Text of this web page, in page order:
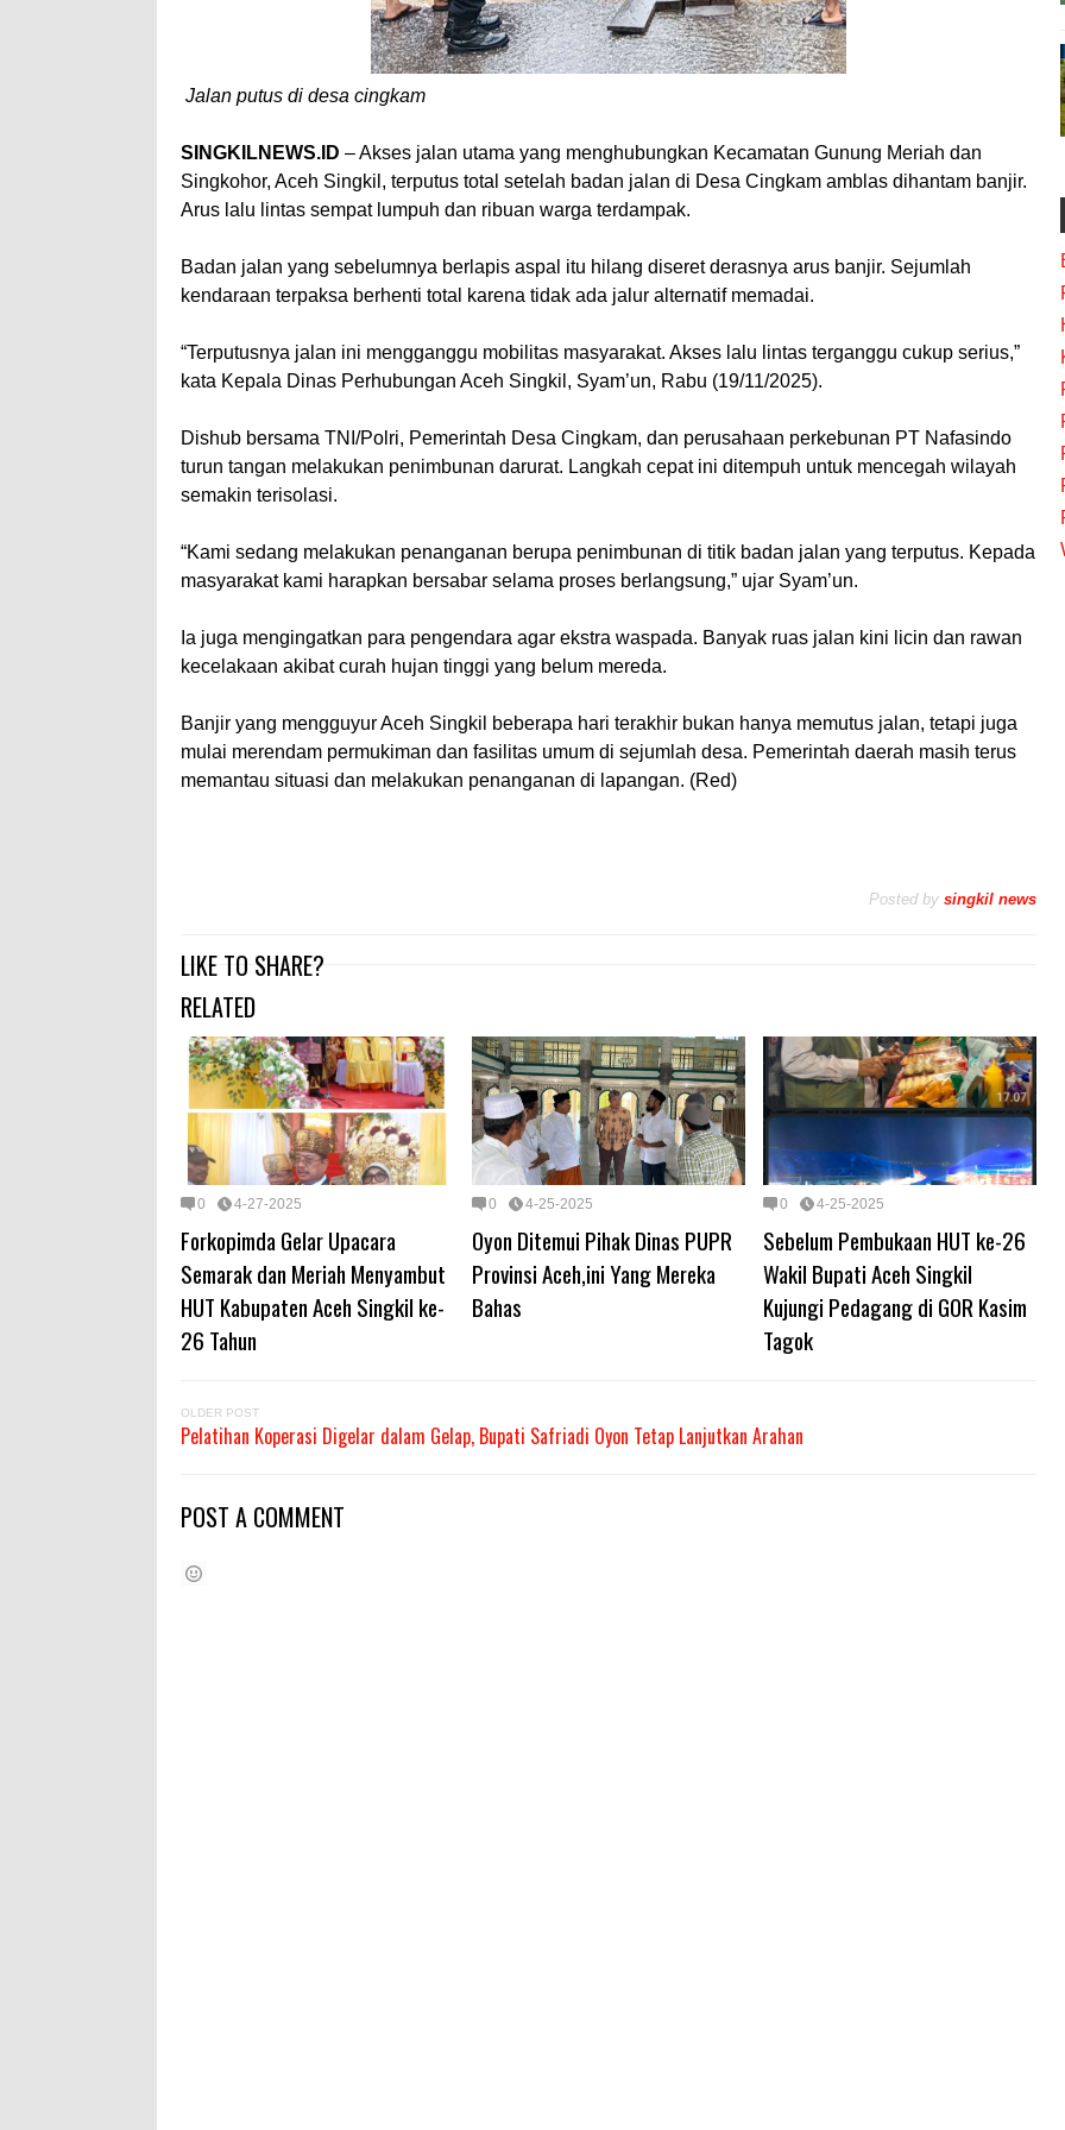
Jalan putus di desa cingkam
SINGKILNEWS.ID – Akses jalan utama yang menghubungkan Kecamatan Gunung Meriah dan
Singkohor, Aceh Singkil, terputus total setelah badan jalan di Desa Cingkam amblas dihantam banjir.
Arus lalu lintas sempat lumpuh dan ribuan warga terdampak.
Badan jalan yang sebelumnya berlapis aspal itu hilang diseret derasnya arus banjir. Sejumlah
kendaraan terpaksa berhenti total karena tidak ada jalur alternatif memadai.
“Terputusnya jalan ini mengganggu mobilitas masyarakat. Akses lalu lintas terganggu cukup serius,”
kata Kepala Dinas Perhubungan Aceh Singkil, Syam’un, Rabu (19/11/2025).
Dishub bersama TNI/Polri, Pemerintah Desa Cingkam, dan perusahaan perkebunan PT Nafasindo
turun tangan melakukan penimbunan darurat. Langkah cepat ini ditempuh untuk mencegah wilayah
semakin terisolasi.
“Kami sedang melakukan penanganan berupa penimbunan di titik badan jalan yang terputus. Kepada
masyarakat kami harapkan bersabar selama proses berlangsung,” ujar Syam’un.
Ia juga mengingatkan para pengendara agar ekstra waspada. Banyak ruas jalan kini licin dan rawan
kecelakaan akibat curah hujan tinggi yang belum mereda.
Banjir yang mengguyur Aceh Singkil beberapa hari terakhir bukan hanya memutus jalan, tetapi juga
mulai merendam permukiman dan fasilitas umum di sejumlah desa. Pemerintah daerah masih terus
memantau situasi dan melakukan penanganan di lapangan. (Red)
Posted by singkil news
LIKE TO SHARE?
RELATED
0 4-27-2025
Forkopimda Gelar Upacara
Semarak dan Meriah Menyambut
HUT Kabupaten Aceh Singkil ke-
26 Tahun
0 4-25-2025
Oyon Ditemui Pihak Dinas PUPR
Provinsi Aceh,ini Yang Mereka
Bahas
0 4-25-2025
Sebelum Pembukaan HUT ke-26
Wakil Bupati Aceh Singkil
Kujungi Pedagang di GOR Kasim
Tagok
OLDER POST
Pelatihan Koperasi Digelar dalam Gelap, Bupati Safriadi Oyon Tetap Lanjutkan Arahan
POST A COMMENT